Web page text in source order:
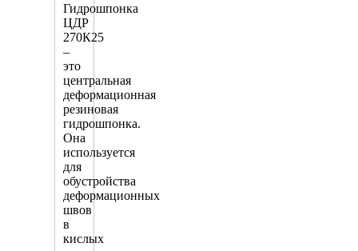
Гидрошпонка
ЦДР
270К25
–
это
центральная
деформационная
резиновая
гидрошпонка.
Она
используется
для
обустройства
деформационных
швов
в
кислых